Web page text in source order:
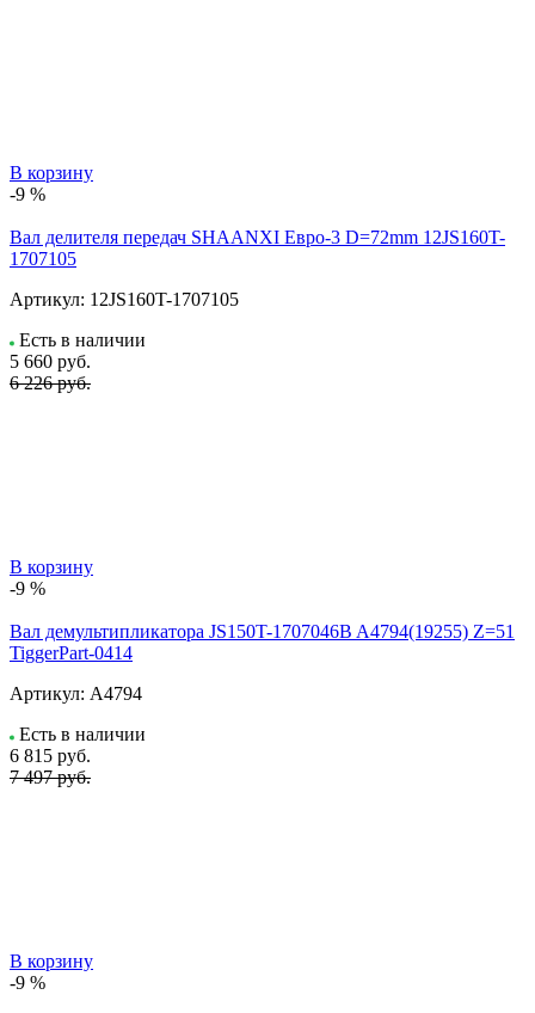
В корзину
-9 %
Вал делителя передач SHAANXI Евро-3 D=72mm 12JS160T-
1707105
Артикул: 12JS160T-1707105
Есть в наличии
5 660 руб.
6 226 руб.
В корзину
-9 %
Вал демультипликатора JS150T-1707046B A4794(19255) Z=51
TiggerPart-0414
Артикул: A4794
Есть в наличии
6 815 руб.
7 497 руб.
В корзину
-9 %